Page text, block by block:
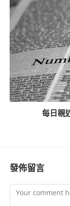
每日親
發佈留言